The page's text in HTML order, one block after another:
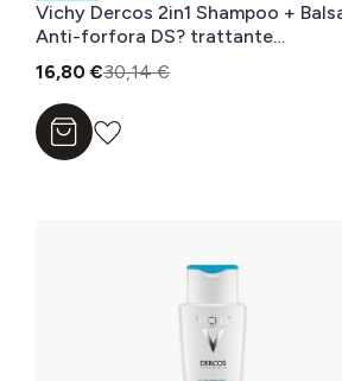
Vichy Dercos 2in1 Shampoo +
Anti-forfora DS? trattante
dermatologico 390ml
16,80 €30,14 €
Aggiungi al carrello